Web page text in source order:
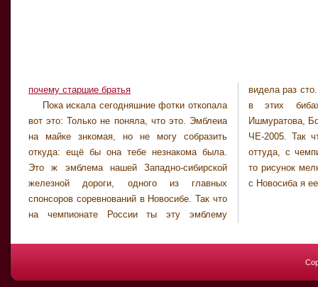
почему старшие братья
Пока искала сегодняшние фотки откопала
вот это: Только не поняла, что это. Эмблеиа
на майке знкомая, но не могу собразить
откуда: ещё бы она тебе незнакома была.
Это ж эмблема нашей Западно-сибирской
железной дороги, одного из главных
спонсоров соревнований в Новосибе. Так что
на чемпионате России ты эту эмблему
видела раз
в этих бибах бегали. Вот например,
Ишмуратова, Богалий и Бухгольц на подиуме
ЧЕ-2005. Так что видимо и эта фота Димы
оттуда, с чемпионата Европы. Ну точно!! А
то рисунок мелкий, я не разобоала. Кончнно,
с Новосиба я